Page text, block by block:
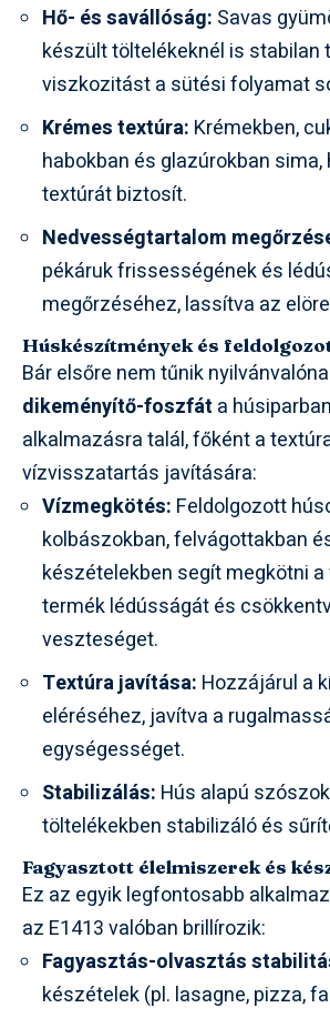
Hő- és savállóság: Savas
készült töltelékeknél is stabilan
viszkozitást a sütési folyamat
Krémes textúra: Krémekben,
habokban és glazúrokban sima,
textúrát biztosít.
Nedvességtartalom
pékáruk frissességének és
megőrzéséhez, lassítva az
Húskészítmények és
Bár elsőre nem tűnik
dikeményítő-foszfát a
alkalmazásra talál, főként a
vízvisszatartás javítására:
Vízmegkötés: Feldolgozott
kolbászokban, felvágottakban
készételekben segít megkötni a
termék lédússágát és
veszteséget.
Textúra javítása: Hozzájárul a
eléréséhez, javítva a
egységességet.
Stabilizálás: Hús alapú
töltelékekben stabilizáló és
Fagyasztott élelmiszerek és
Ez az egyik legfontosabb
az E1413 valóban brillírozik:
Fagyasztás-olvasztás
készételek (pl. lasagne, pizza,